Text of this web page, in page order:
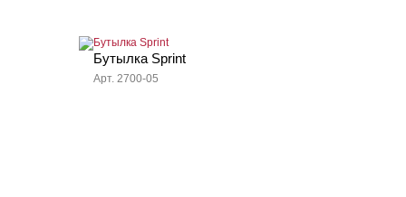
Бутылка Sprint
Арт. 2700-05